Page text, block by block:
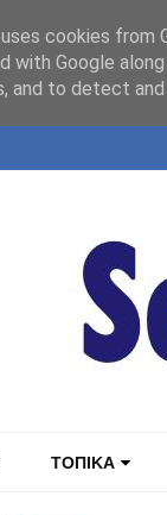
ΤΟΠΙΚΑ
cookies from
with Google
and to detect and